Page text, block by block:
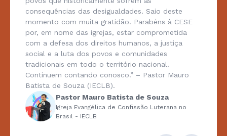
consequências das desigualdades. Saio deste
momento com muita gratidão. Parabéns à CESE
por, em nome das igrejas, estar comprometida
com a defesa dos direitos humanos, a justiça
social e a luta dos povos e comunidades
tradicionais em todo o território nacional.
Continuem contando conosco.” – Pastor Mauro
Batista de Souza (IECLB).
Pastor Mauro Batista de Souza
Igreja Evangélica de Confissão Luterana no
Brasil - IECLB